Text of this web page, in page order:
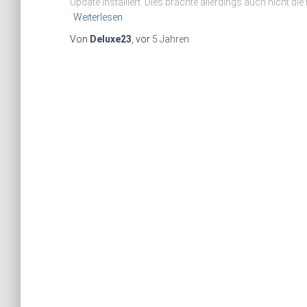
Weiterlesen
Von Deluxe23 , vor 5 Jahren